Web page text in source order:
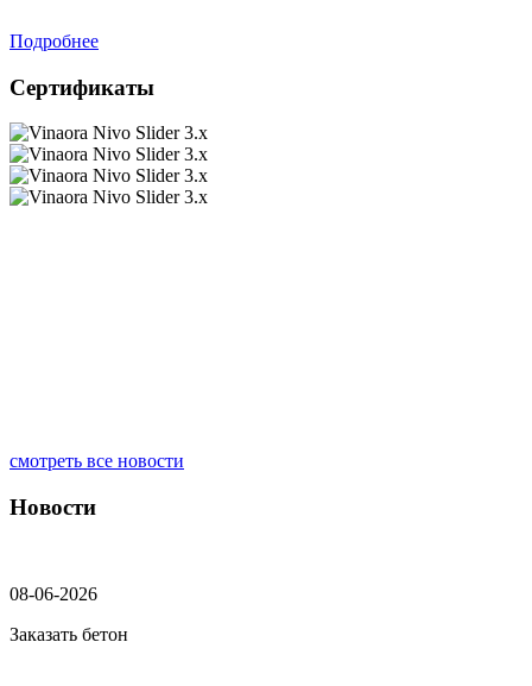
Подробнее
Сертификаты
смотреть все новости
Новости
08-06-2026
Заказать бетон